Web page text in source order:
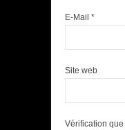
E-Mail *
Site web
Vérification